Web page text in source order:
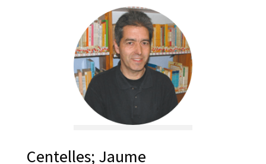
Centelles; Jaume